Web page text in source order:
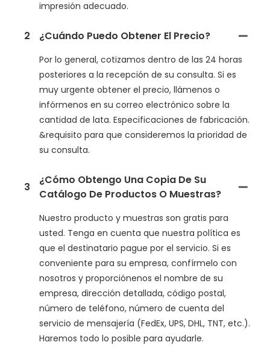
impresión adecuado.
2 ¿Cuándo Puedo Obtener El Precio?
Por lo general, cotizamos dentro de las 24 horas
posteriores a la recepción de su consulta. Si es
muy urgente obtener el precio, llámenos o
infórmenos en su correo electrónico sobre la
cantidad de lata. Especificaciones de fabricación.
&requisito para que consideremos la prioridad de
su consulta.
3
¿Cómo Obtengo Una Copia De Su
Catálogo De Productos O Muestras?
Nuestro producto y muestras son gratis para
usted. Tenga en cuenta que nuestra política es
que el destinatario pague por el servicio. Si es
conveniente para su empresa, confírmelo con
nosotros y proporciónenos el nombre de su
empresa, dirección detallada, código postal,
número de teléfono, número de cuenta del
servicio de mensajería (FedEx, UPS, DHL, TNT, etc.).
Haremos todo lo posible para ayudarle.